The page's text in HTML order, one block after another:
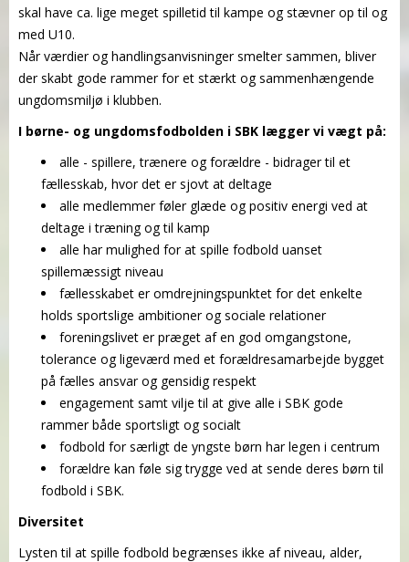
skal have ca. lige meget spilletid til kampe og stævner op til og
med U10.
Når værdier og handlingsanvisninger smelter sammen, bliver
der skabt gode rammer for et stærkt og sammenhængende
ungdomsmiljø i klubben.
I børne- og ungdomsfodbolden i SBK lægger vi vægt på:
alle - spillere, trænere og forældre - bidrager til et
fællesskab, hvor det er sjovt at deltage
alle medlemmer føler glæde og positiv energi ved at
deltage i træning og til kamp
alle har mulighed for at spille fodbold uanset
spillemæssigt niveau
fællesskabet er omdrejningspunktet for det enkelte
holds sportslige ambitioner og sociale relationer
foreningslivet er præget af en god omgangstone,
tolerance og ligeværd med et forældresamarbejde bygget
på fælles ansvar og gensidig respekt
engagement samt vilje til at give alle i SBK gode
rammerbåde sportsligt og socialt
fodbold for særligt de yngste børn harlegen i centrum
forældre kan føle sig trygge ved at sende deres børn til
fodbold i SBK.
Diversitet
Lysten til at spille fodbold begrænses ikke af niveau, alder,